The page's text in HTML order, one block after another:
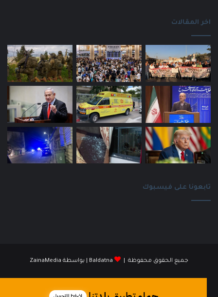
اخر المقالات
تابعونا على فيسبوك
جميع الحقوق محفوظة | Baldatna | بواسطة ZainaMedia